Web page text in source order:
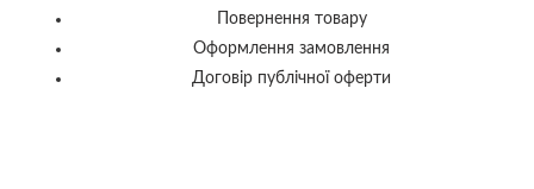
Повернення товару
Оформлення замовлення
Договір публічної оферти